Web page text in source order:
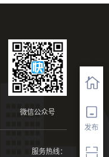
发布
微信公众号
服务热线：